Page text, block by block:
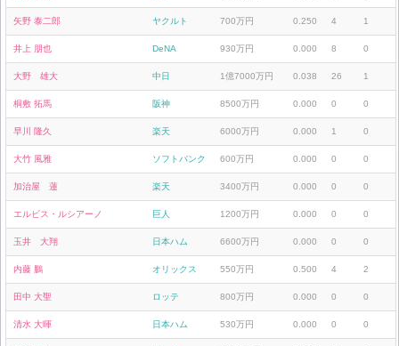
矢野 泰二郎 ヤクルト 700万円 0.250 4 1
井上 朋也 DeNA 930万円 0.000 8 0
大野 雄大 中日 1億7000万円 0.038 26 1
桐敷 拓馬 阪神 8500万円 0.000 0 0
早川 隆久 楽天 6000万円 0.000 1 0
大竹 風雅 ソフトバンク 600万円 0.000 0 0
加治屋 蓮 楽天 3400万円 0.000 0 0
エルビス・ルシアーノ 巨人 1200万円 0.000 0 0
玉井 大翔 日本ハム 6600万円 0.000 0 0
内藤 鵬 オリックス 550万円 0.500 4 2
田中 大聖 ロッテ 800万円 0.000 0 0
清水 大暉 日本ハム 530万円 0.000 0 0